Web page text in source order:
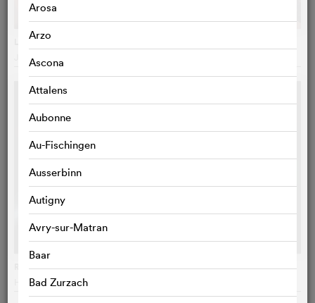
Arosa
Arzo
Ascona
Attalens
Aubonne
Au-Fischingen
Ausserbinn
Autigny
Avry-sur-Matran
Baar
Bad Zurzach
Les barbares
Julie Delpy
Rossini
Helmut Dietl, Allemagne